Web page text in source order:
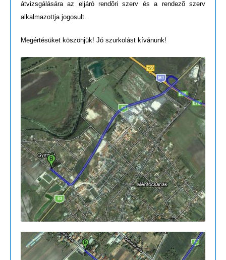
átvizsgálására az eljáró rendõri szerv és a rendezõ szerv
alkalmazottja jogosult.
Megértésüket köszönjük! Jó szurkolást kívánunk!